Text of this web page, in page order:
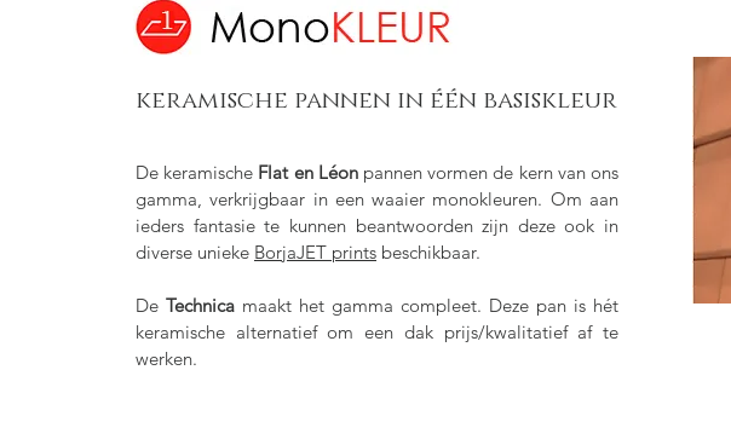
keramische pannen in één basiskleur
De keramische Flat en Léonpannen vormen de kern van ons
gamma, verkrijgbaar in een waaier monokleuren. Om aan
ieders fantasie te kunnen beantwoorden zijn deze ook in
diverse unieke BorjaJET prints beschikbaar.
De Technica maakt het gamma compleet. Deze pan is hét
keramische alternatief om een dak prijs/kwalitatief af te
werken.